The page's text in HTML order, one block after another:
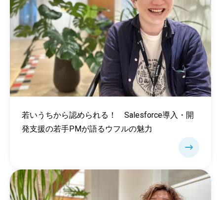
若いうちから認められる！ Salesforce導入・開
発支援の若手PMが語るウフルの魅力